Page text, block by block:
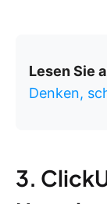
Lesen Sie
Denken,
3.